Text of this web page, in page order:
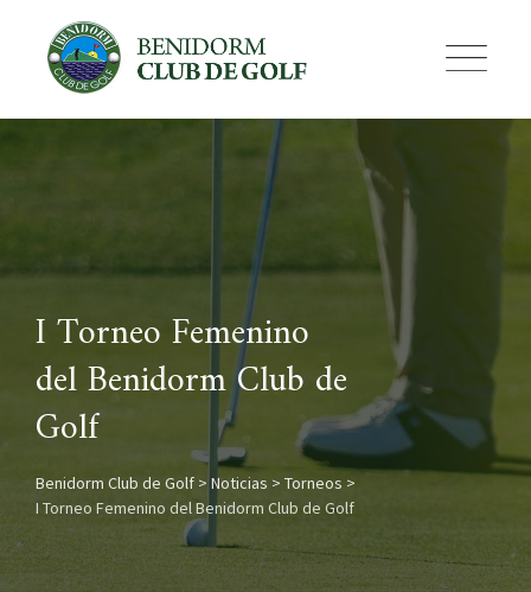
content
I Torneo Femenino
del Benidorm Club de
Golf
Benidorm Club de Golf > Noticias > Torneos >
I Torneo Femenino del Benidorm Club de Golf